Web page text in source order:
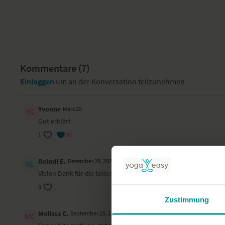
Zustimmung
Kommentare (7)
Einloggen um an der Konversation teilzunehmen
Yvonne März 29
Gut erklärt
1
Reindl E. Dezember 28, 2021
Vielen Dank für die tollen Tips, war sehr hilfreich :)
0
Melissa C. September 25, 2020